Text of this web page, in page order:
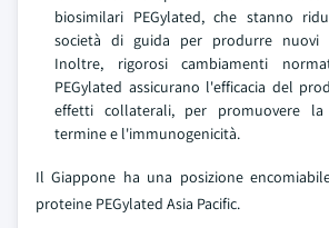
biosimilari PEGylated, che stanno
società di guida per produrre nuovi
Inoltre, rigorosi cambiamenti
PEGylated assicurano l'efficacia del
effetti collaterali, per promuovere
termine e l'immunogenicità.
Il Giappone ha una posizione
proteine PEGylated Asia Pacific.